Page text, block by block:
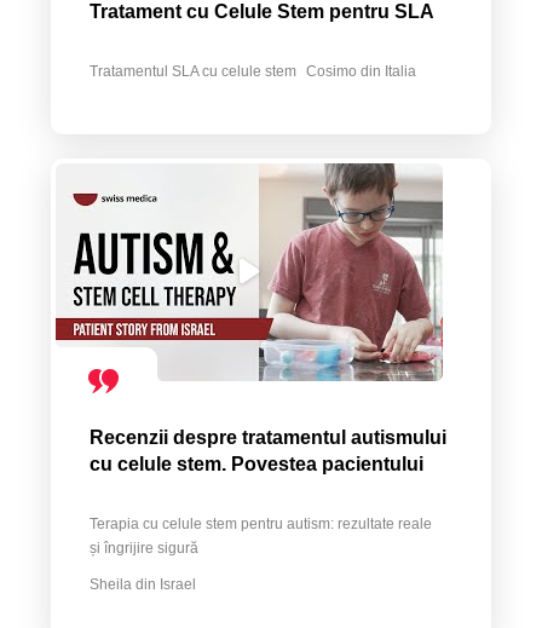
Tratament cu Celule Stem pentru SLA
Tratamentul SLA cu celule stem Cosimo din Italia
Recenzii despre tratamentul autismului
cu celule stem. Povestea pacientului
Terapia cu celule stem pentru autism: rezultate reale
și îngrijire sigură
Sheila din Israel